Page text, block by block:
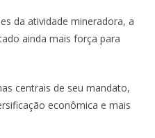
da atividade mineradora, a
ainda mais força para
centrais de seu mandato,
econômica e mais